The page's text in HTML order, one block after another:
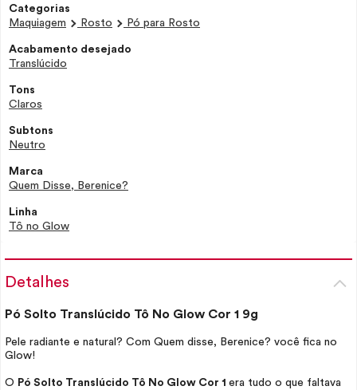
Categorias
Maquiagem
Rosto Pó para Rosto
Acabamento desejado
Translúcido
Tons
Claros
Subtons
Neutro
Marca
Quem Disse, Berenice?
Linha
Tô no Glow
Detalhes
Pó Solto Translúcido Tô No Glow Cor 1 9g
Pele radiante e natural? Com Quem disse, Berenice? você fica no
Glow!
O Pó Solto Translúcido Tô No Glow Cor 1 era tudo o que faltava